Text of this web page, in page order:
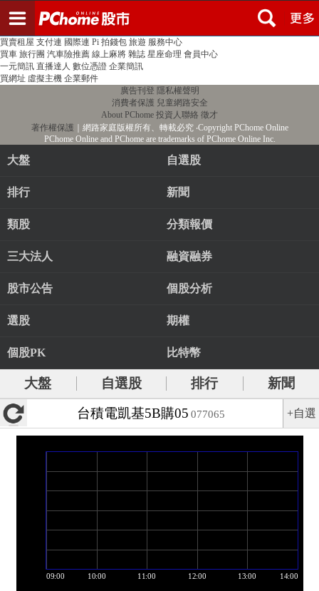
PChome首頁 線上購物 24h購物 書店
買賣租屋 支付連 國際連 Pi 拍錢包 旅遊 服務中心
買車 旅行團 汽車險推薦 線上麻將 雜誌 星座命理 會員中心
一元簡訊 直播達人 數位憑證 企業簡訊
買網址 虛擬主機 企業郵件
廣告刊登 隱私權聲明
消費者保護 兒童網路安全
About PChome 投資人聯絡 徵才
著作權保護 ｜網路家庭版權所有、轉載必究‧Copyright PChome Online
PChome Online and PChome are trademarks of PChome Online Inc.
大盤 自選股
排行 新聞
類股 分類報價
三大法人 融資融券
股市公告 個股分析
選股 期權
個股PK 比特幣
大盤 自選股 排行
新聞
台積電凱基5B購05 077065 +自選